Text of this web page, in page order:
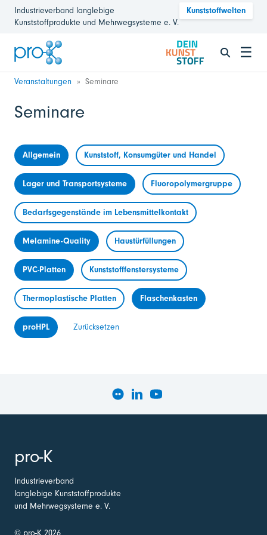
Industrieverband langlebige
Kunststoffprodukte und Mehrwegsysteme e. V.
Kunststoffwelten
☰
Veranstaltungen Seminare
Seminare
Allgemein Kunststoff, Konsumgüter und Handel
Lager und Transportsysteme Fluoropolymergruppe
Bedarfsgegenstände im Lebensmittelkontakt
Melamine-Quality Haustürfüllungen
PVC-Platten Kunststofffenstersysteme
Thermoplastische Platten Flaschenkasten
proHPL Zurücksetzen
pro-K
Industrieverband
langlebige Kunststoffprodukte
und Mehrwegsysteme e. V.
© pro-K 2026